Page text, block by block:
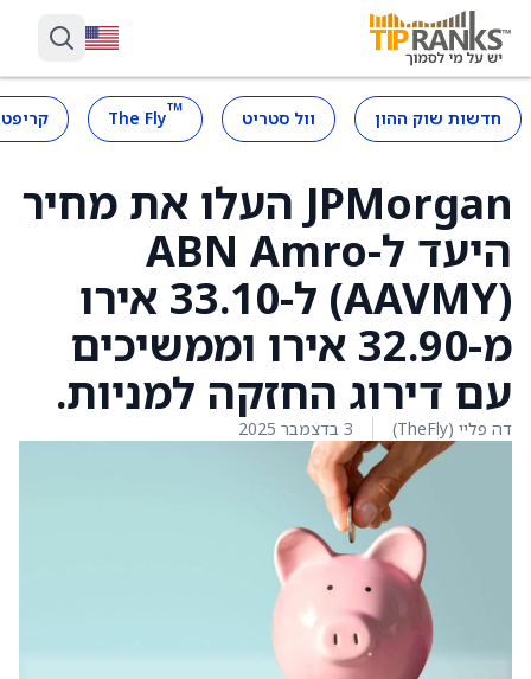
חדשות שוק ההון וול סטריט ™
The Fly
JPMorgan העלו את מחיר
היעד ל-ABN Amro
(AAVMY) ל-33.10 אירו
מ-32.90 אירו וממשיכים
עם דירוג החזקה למניות.
דה פליי (TheFly) 3 בדצמבר 2025